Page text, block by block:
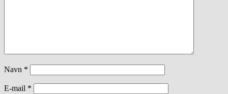
Navn *
E-mail *